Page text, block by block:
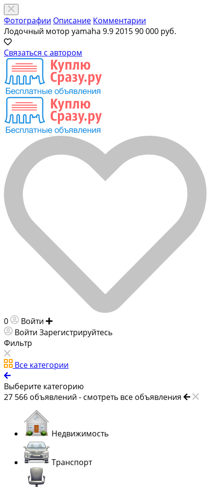
Фотографии Описание Комментарии
Лодочный мотор yamaha 9.9 201590 000 руб.
Связаться с автором
0 Войти
Войти Зарегистрируйтесь
Фильтр
Все категории
Выберите категорию
27 566 объявлений - смотреть все объявления
Недвижимость
Транспорт